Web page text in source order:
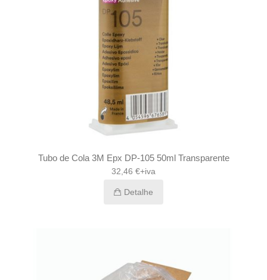
Tubo de Cola 3M Epx DP-105 50ml Transparente
32,46 €+iva
Detalhe